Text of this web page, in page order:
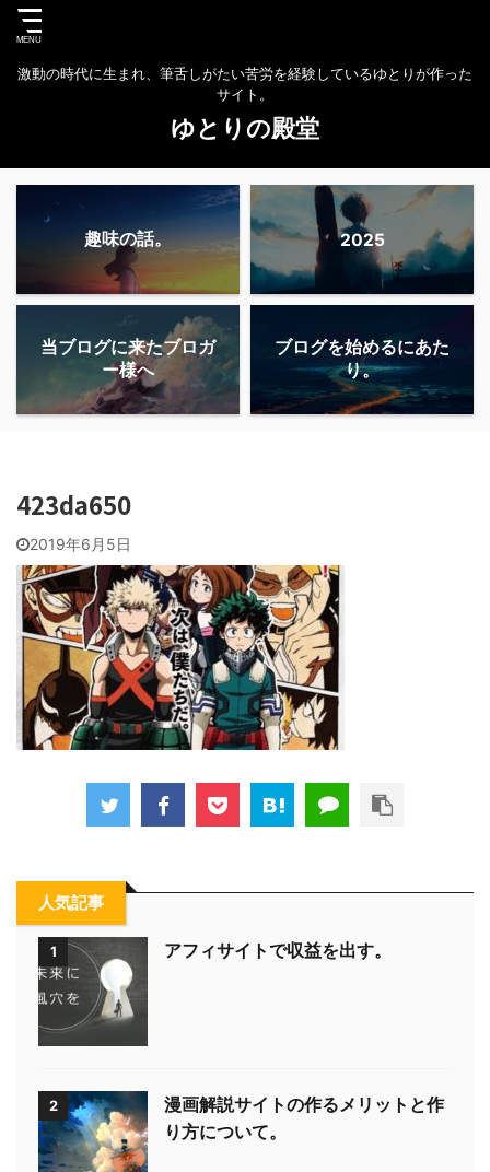
激動の時代に生まれ、筆舌しがたい苦労を経験しているゆとりが作った
サイト。
ゆとりの殿堂
趣味の話。 2025
当ブログに来たブロガ
ー様へ
ブログを始めるにあた
り。
423da650
2019年6月5日
人気記事
1 アフィサイトで収益を出す。
2
漫画解説サイトの作るメリットと作
り方について。